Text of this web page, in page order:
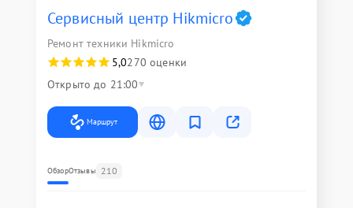
Сервисный центр Hikmicro
Ремонт техники Hikmicro
5,0270 оценки
Открыто до 21:00
Маршрут
ОбзорОтзывы 210